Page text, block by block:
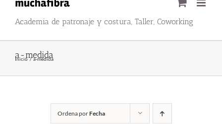
Academia de patronaje y costura, Taller, Coworking
a-medida
Inicio a-medida
Ordena porFecha